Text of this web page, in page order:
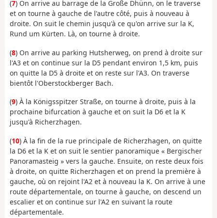
(7) On arrive au barrage de la Große Dhünn, on le traverse
et on tourne à gauche de l'autre côté, puis à nouveau à
droite. On suit le chemin jusqu'à ce qu'on arrive sur la K,
Rund um Kürten. Là, on tourne à droite.
(8) On arrive au parking Hutsherweg, on prend à droite sur
l'A3 et on continue sur la D5 pendant environ 1,5 km, puis
on quitte la D5 à droite et on reste sur l'A3. On traverse
bientôt l'Oberstockberger Bach.
(9) À la Königsspitzer Straße, on tourne à droite, puis à la
prochaine bifurcation à gauche et on suit la D6 et la K
jusqu'à Richerzhagen.
(10) À la fin de la rue principale de Richerzhagen, on quitte
la D6 et la K et on suit le sentier panoramique « Bergischer
Panoramasteig » vers la gauche. Ensuite, on reste deux fois
à droite, on quitte Richerzhagen et on prend la première à
gauche, où on rejoint l'A2 et à nouveau la K. On arrive à une
route départementale, on tourne à gauche, on descend un
escalier et on continue sur l'A2 en suivant la route
départementale.